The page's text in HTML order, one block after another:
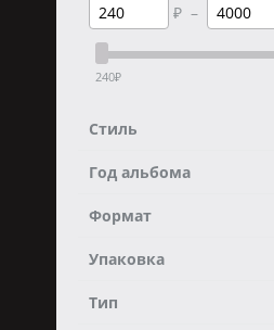
₽ –
240₽
Стиль
Год альбома
Формат
Упаковка
Тип